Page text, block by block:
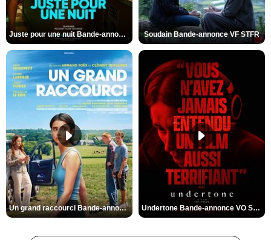
Juste pour une nuit Bande-annonce VO STFR Soudain Bande-annonce VF STFR
Un grand raccourci Bande-annonce VF Undertone Bande-annonce VO STFR